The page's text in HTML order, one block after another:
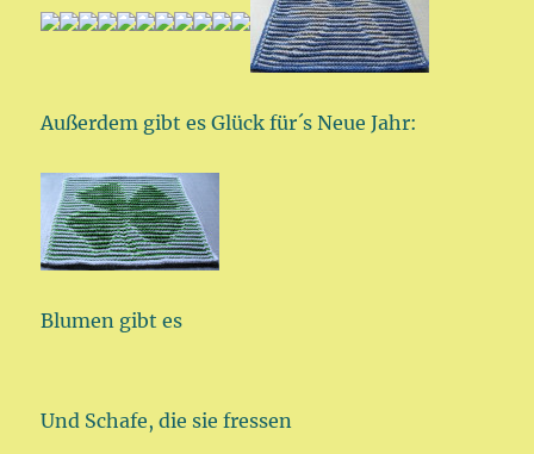
Außerdem gibt es Glück für´s Neue Jahr:
Blumen gibt es
Und Schafe, die sie fressen